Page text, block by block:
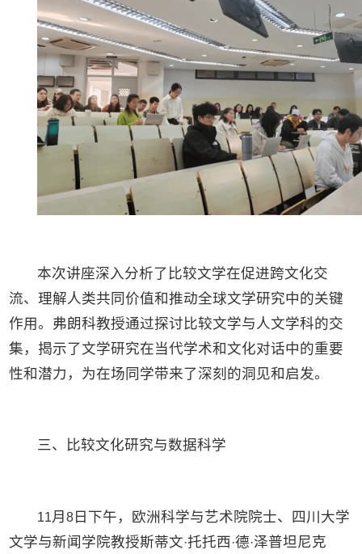
本次讲座深入分析了比较文学在促进跨文化交
流、理解人类共同价值和推动全球文学研究中的关键
作用。弗朗科教授通过探讨比较文学与人文学科的交
集，揭示了文学研究在当代学术和文化对话中的重要
性和潜力，为在场同学带来了深刻的洞见和启发。
三、比较文化研究与数据科学
11月8日下午，欧洲科学与艺术院院士、四川大学
文学与新闻学院教授斯蒂文·托托西·德·泽普坦尼克